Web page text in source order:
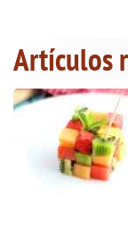
Artículos